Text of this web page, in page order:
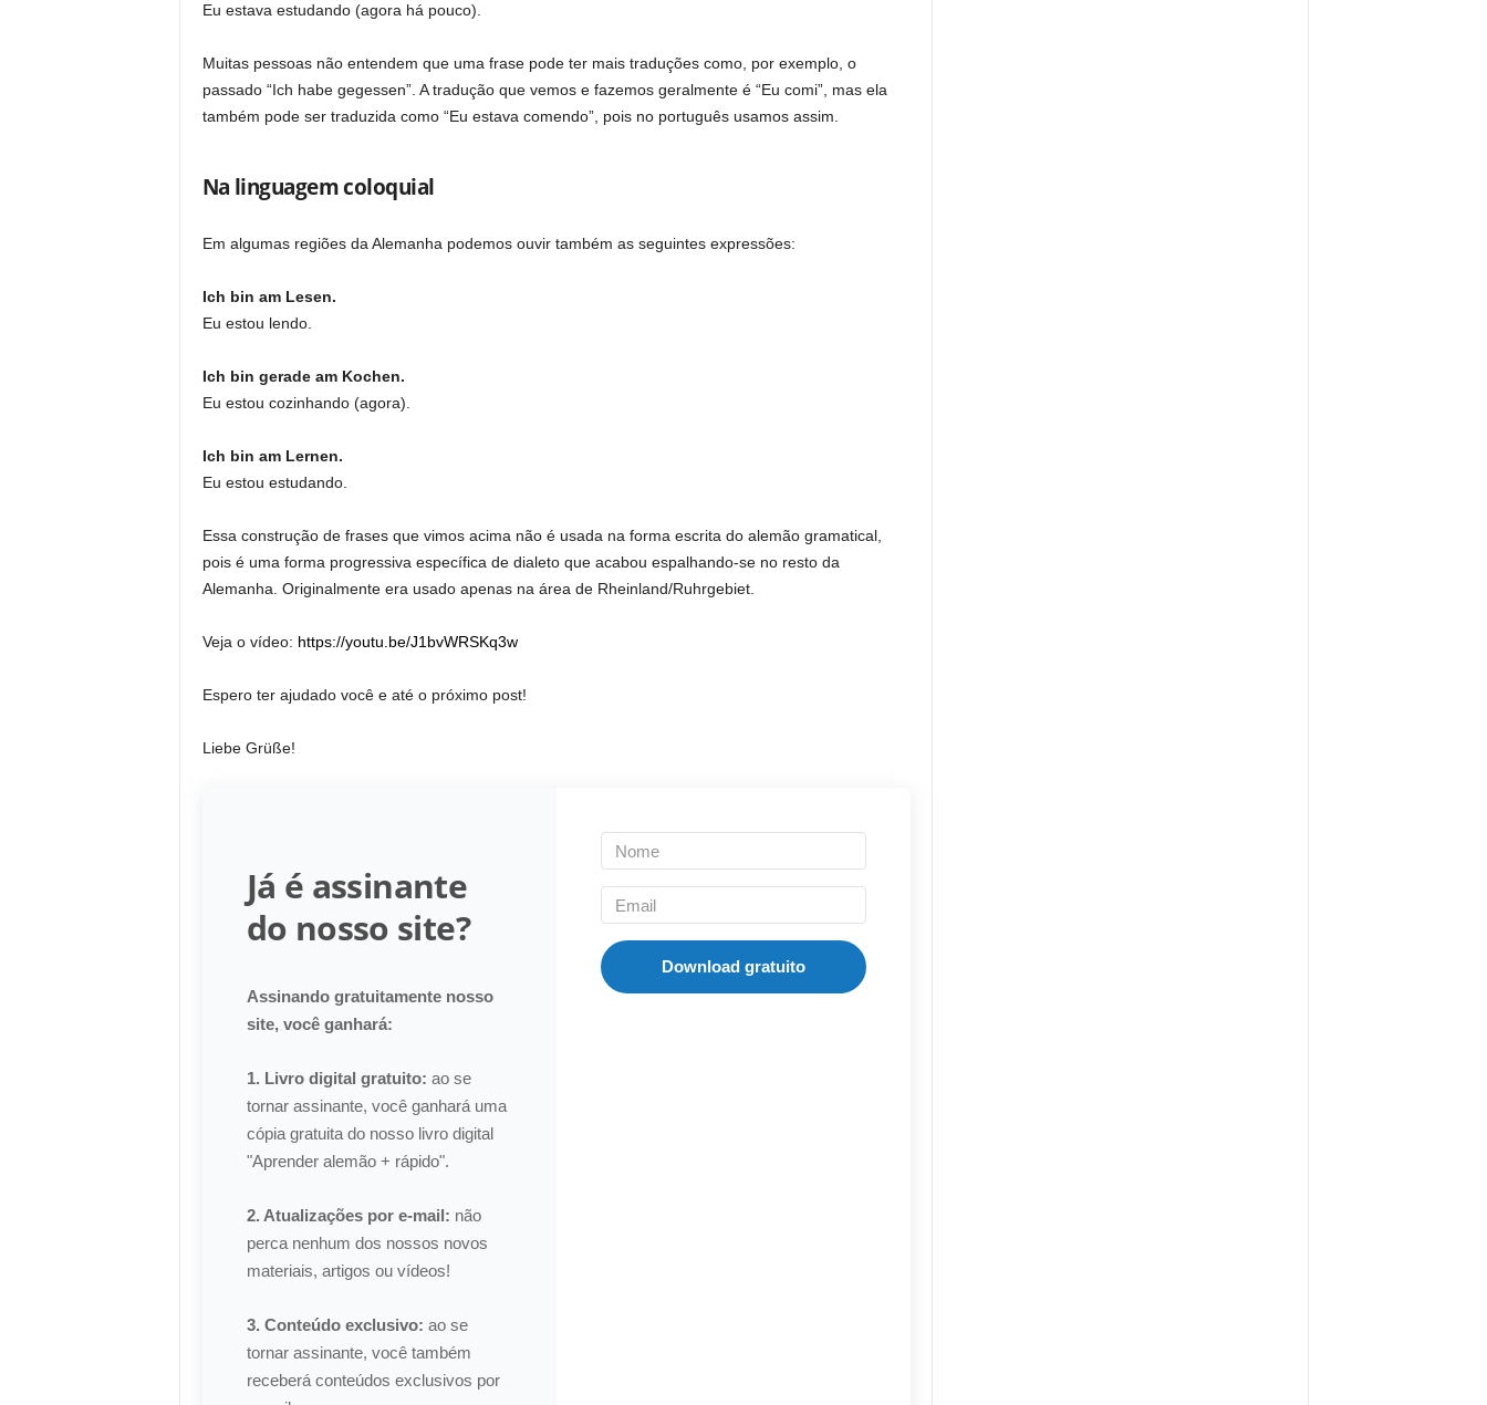
Eu estava estudando (agora há pouco).
Muitas pessoas não entendem que uma frase pode ter mais traduções como, por exemplo, o
passado “Ich habe gegessen”. A tradução que vemos e fazemos geralmente é “Eu comi”, mas ela
também pode ser traduzida como “Eu estava comendo”, pois no português usamos assim.
Na linguagem coloquial
Em algumas regiões da Alemanha podemos ouvir também as seguintes expressões:
Ich bin am Lesen.
Eu estou lendo.
Ich bin gerade am Kochen.
Eu estou cozinhando (agora).
Ich bin am Lernen.
Eu estou estudando.
Essa construção de frases que vimos acima não é usada na forma escrita do alemão gramatical,
pois é uma forma progressiva específica de dialeto que acabou espalhando-se no resto da
Alemanha. Originalmente era usado apenas na área de Rheinland/Ruhrgebiet.
Veja o vídeo: https://youtu.be/J1bvWRSKq3w
Espero ter ajudado você e até o próximo post!
Liebe Grüße!
Já é assinante
do nosso site?
Assinando gratuitamente nosso
site, você ganhará:
1. Livro digital gratuito: ao se
tornar assinante, você ganhará uma
cópia gratuita do nosso livro digital
"Aprender alemão + rápido".
2. Atualizações por e-mail: não
perca nenhum dos nossos novos
materiais, artigos ou vídeos!
3. Conteúdo exclusivo: ao se
tornar assinante, você também
receberá conteúdos exclusivos por
Download gratuito